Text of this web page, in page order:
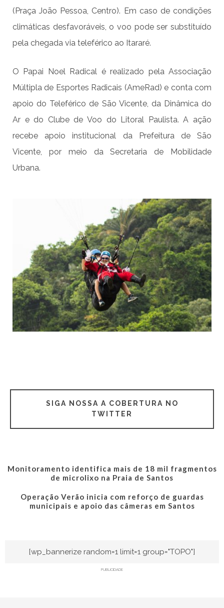
(Praça João Pessoa, Centro). Em caso de condições
climáticas desfavoráveis, o voo pode ser substituído
pela chegada via teleférico ao Itararé.
O Papai Noel Radical é realizado pela Associação
Múltipla de Esportes Radicais (AmeRad) e conta com
apoio do Teleférico de São Vicente, da Dinâmica do
Ar e do Clube de Voo do Litoral Paulista. A ação
recebe apoio institucional da Prefeitura de São
Vicente, por meio da Secretaria de Mobilidade
Urbana.
SIGA NOSSA A COBERTURA NO
TWITTER
Monitoramento identifica mais de 18 mil fragmentos
de microlixo na Praia de Santos
Operação Verão inicia com reforço de guardas
municipais e apoio das câmeras em Santos
[wp_bannerize random=1 limit=1 group="TOPO"]
PUBLICIDADE